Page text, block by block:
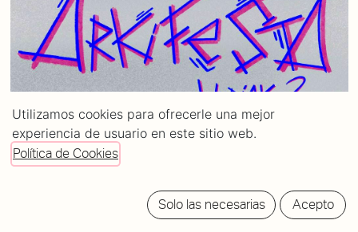
Utilizamos cookies para ofrecerle una mejor
experiencia de usuario en este sitio web.
Política de Cookies
Solo las necesarias Acepto